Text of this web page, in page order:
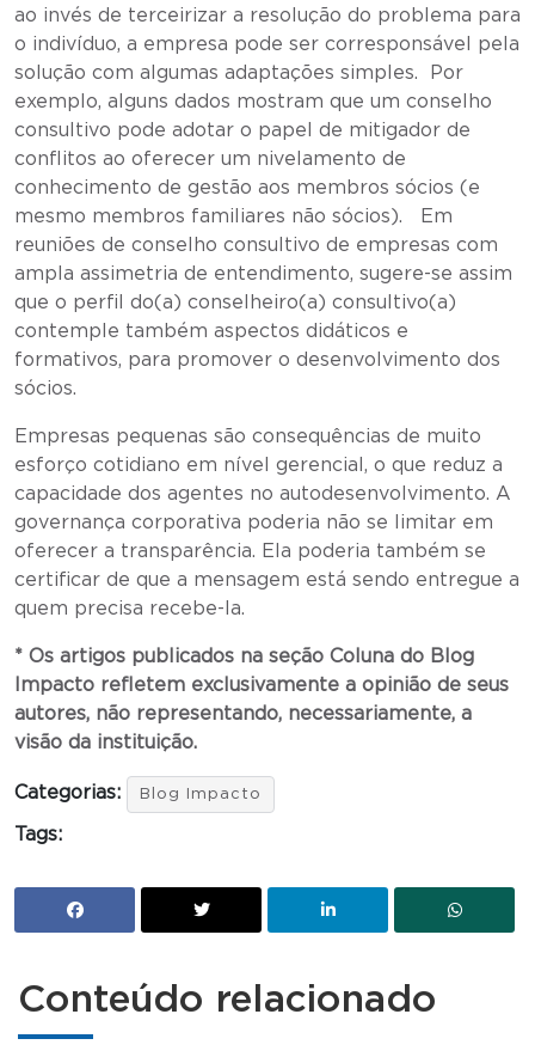
ao invés de terceirizar a resolução do problema para
o indivíduo, a empresa pode ser corresponsável pela
solução com algumas adaptações simples. Por
exemplo, alguns dados mostram que um conselho
consultivo pode adotar o papel de mitigador de
conflitos ao oferecer um nivelamento de
conhecimento de gestão aos membros sócios (e
mesmo membros familiares não sócios). Em
reuniões de conselho consultivo de empresas com
ampla assimetria de entendimento, sugere-se assim
que o perfil do(a) conselheiro(a) consultivo(a)
contemple também aspectos didáticos e
formativos, para promover o desenvolvimento dos
sócios.
Empresas pequenas são consequências de muito
esforço cotidiano em nível gerencial, o que reduz a
capacidade dos agentes no autodesenvolvimento. A
governança corporativa poderia não se limitar em
oferecer a transparência. Ela poderia também se
certificar de que a mensagem está sendo entregue a
quem precisa recebe-la.
* Os artigos publicados na seção Coluna do Blog
Impacto refletem exclusivamente a opinião de seus
autores, não representando, necessariamente, a
visão da instituição.
Categorias: Blog Impacto
Tags:
Conteúdo relacionado